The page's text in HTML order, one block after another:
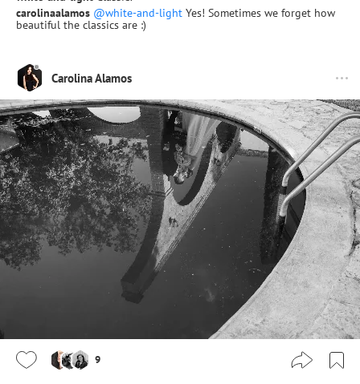
carolinaalamos @white-and-light Yes! Sometimes we forget how
beautiful the classics are :)
Carolina Alamos
9